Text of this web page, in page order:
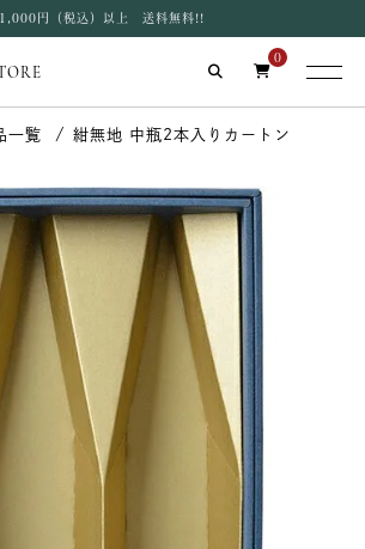
円（税込）以上 送料無料!!
0
一覧 紺無地 中瓶2本入りカートン